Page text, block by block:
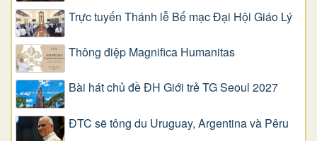
Trực tuyến Thánh lễ Bế mạc Đại Hội Giáo Lý
Thông điệp Magnifica Humanitas
Bài hát chủ đề ĐH Giới trẻ TG Seoul 2027
ĐTC sẽ tông du Uruguay, Argentina và Pêru